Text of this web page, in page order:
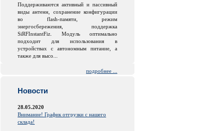
Поддерживаются активный и пассивный
виды антенн, сохранение конфигурации
во flash-памяти, режим
энергосбережения, поддержка
SiRFInstantFiz. Модуль оптимально
подходит для использования в
устройствах с автономным питание, а
также для высо...
подробнее ...
Новости
28.05.2020
Внимание! График отгрузки с нашего
склада!